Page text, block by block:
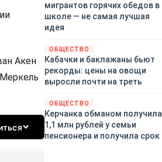
Акен
мигрантов горячих обедов в
школе — не самая лучшая
идея
ОБЩЕСТВО
Кабачки и баклажаны бьют
рекорды: цены на овощи
выросли почти на треть
ОБЩЕСТВО
Керчанка обманом получила
1,1 млн рублей у семьи
пенсионера и получила срок